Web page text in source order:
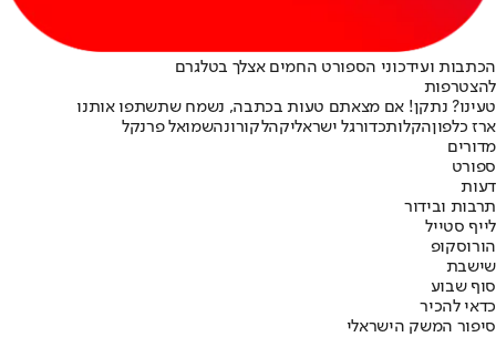
הכתבות ועידכוני הספורט החמים אצלך בטלגרם
להצטרפות
טעינו? נתקן! אם מצאתם טעות בכתבה, נשמח שתשתפו אותנו
ארז כלפוןהקלותכדורגל ישראליקהלקורונהשמואל פרנקל
מדורים
ספורט
דעות
תרבות ובידור
לייף סטייל
הורוסקופ
שישבת
סוף שבוע
כדאי להכיר
סיפור המשק הישראלי